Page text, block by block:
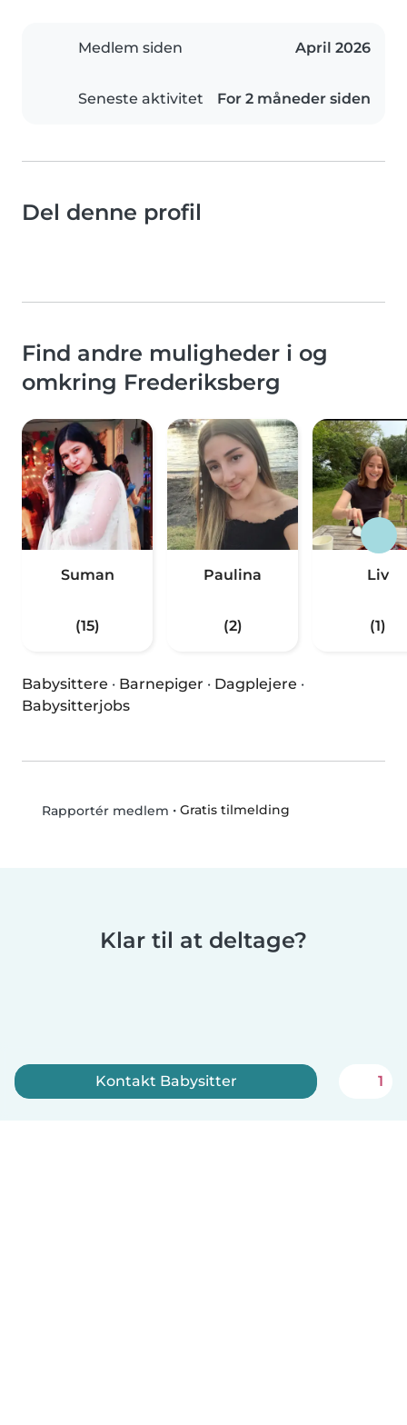
Medlem siden April 2026
Seneste aktivitet For 2 måneder siden
Del denne profil
Find andre muligheder i og
omkring Frederiksberg
Suman
(15)
Paulina
(2)
Liv
(1)
Babysittere · Barnepiger · Dagplejere ·
Babysitterjobs
Rapportér medlem • Gratis tilmelding
Klar til at deltage?
Kontakt Babysitter 1